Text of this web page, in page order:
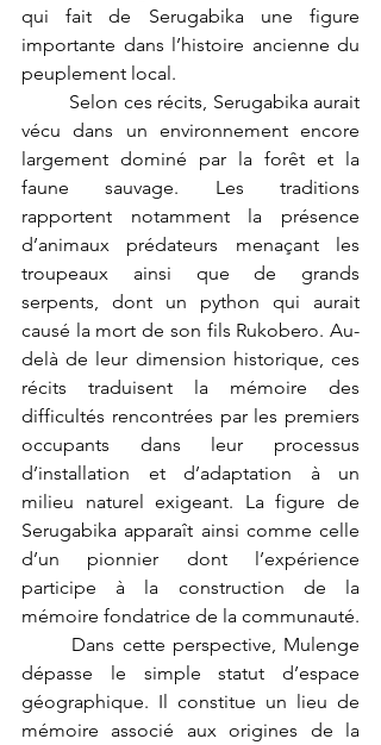
qui fait de Serugabika une figure
importante dans l’histoire ancienne du
peuplement local.
vécu dans un environnement encore
largement dominé par la forêt et la
faune sauvage. Les traditions
rapportent notamment la présence
d’animaux prédateurs menaçant les
troupeaux ainsi que de grands
serpents, dont un python qui aurait
causé la mort de son fils Rukobero. Au-
delà de leur dimension historique, ces
récits traduisent la mémoire des
difficultés rencontrées par les premiers
occupants dans leur processus
d’installation et d’adaptation à un
milieu naturel exigeant. La figure de
Serugabika apparaît ainsi comme celle
d’un pionnier dont l’expérience
participe à la construction de la
mémoire fondatrice de la communauté.
dépasse le simple statut d’espace
géographique. Il constitue un lieu de
mémoire associé aux origines de la